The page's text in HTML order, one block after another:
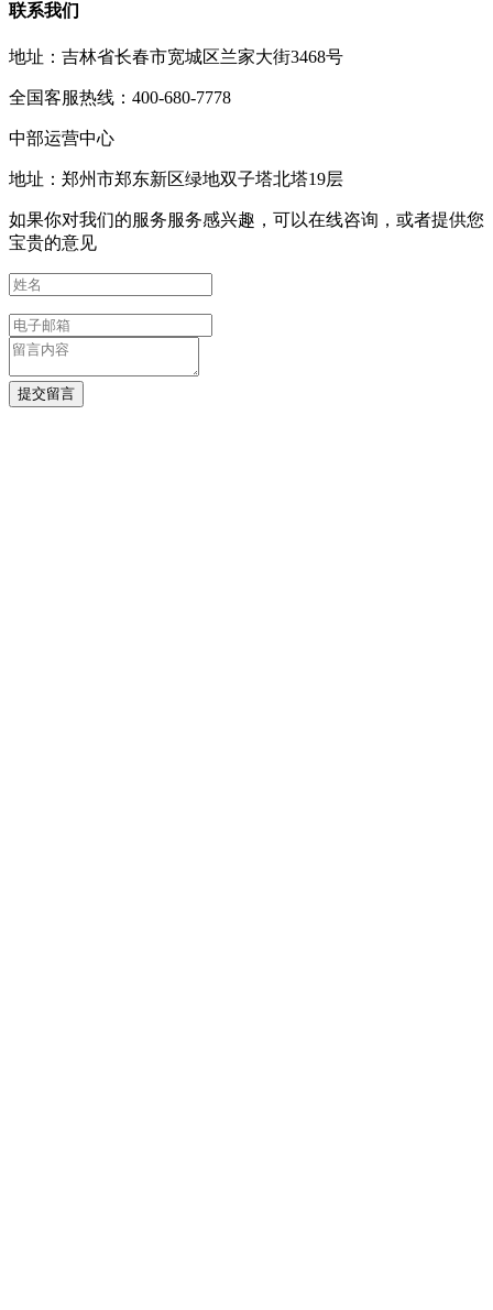
联系我们
地址：吉林省长春市宽城区兰家大街3468号
全国客服热线：400-680-7778
中部运营中心
地址：郑州市郑东新区绿地双子塔北塔19层
如果你对我们的服务服务感兴趣，可以在线咨询，或者提供您
宝贵的意见
提交留言